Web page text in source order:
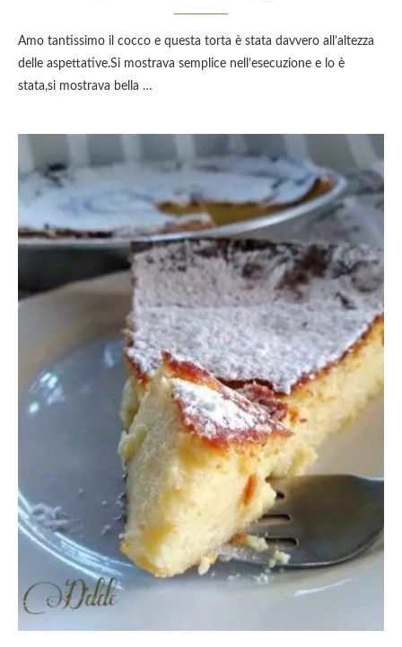
Amo tantissimo il cocco e questa torta è stata davvero all’altezza
delle aspettative.Si mostrava semplice nell’esecuzione e lo è
stata,si mostrava bella …